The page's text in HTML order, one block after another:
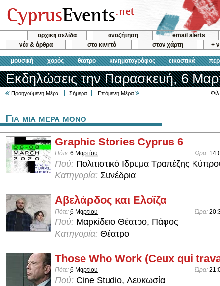
αρχική σελίδα αναζήτηση
email alerts
νέα & άρθρα
στο κινητό στον χάρτη +
μουσική χορός θέατρο κινηματογράφος εικαστικά
Εκδηλώσεις την Παρασκευή, 6
Προηγούμενη Μέρα Σήμερα Επόμενη Μέρα
Για μια μερα μονο
Graphic Stories Cyprus 6
Πότε: 6 Μαρτίου Ώρα:
Πού: Πολιτιστικό Ιδρυμα Τραπέζης
Κατηγορία: Συνέδρια
Αβελάρδος και Ελοΐζα
Πότε: 6 Μαρτίου Ώρα:
Πού: Μαρκίδειο Θέατρο, Πάφος
Κατηγορία: Θέατρο
Those Who Work (Ceux qui
Πότε: 6 Μαρτίου Ώρα:
Πού: Cine Studio, Λευκωσία